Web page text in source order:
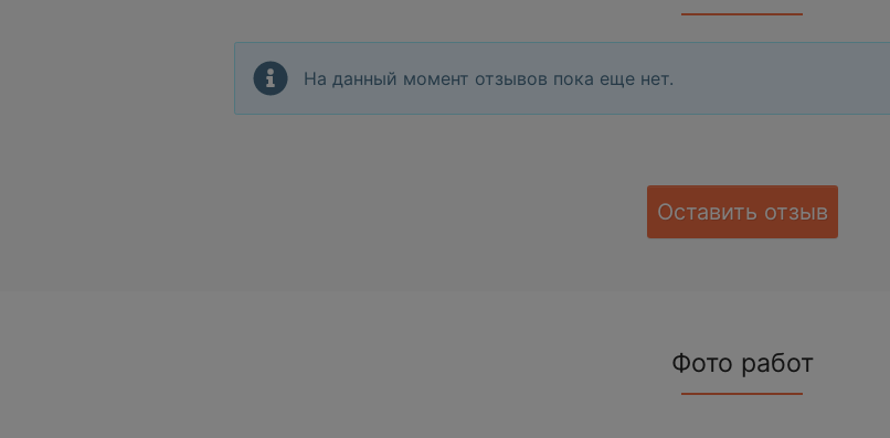
На данный момент отзывов пока еще нет.
Оставить отзыв
Фото работ